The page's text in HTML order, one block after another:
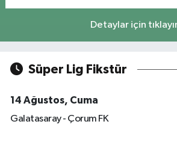
Detaylar için
Süper Lig Fikstür
14 Ağustos, Cuma
Galatasaray - Çorum FK